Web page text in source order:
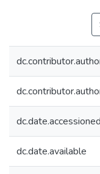
dc.date.accessioned
dc.date.available